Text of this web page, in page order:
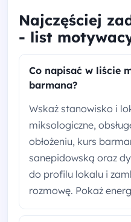
Najczęściej
- list
Co napisać w liście
barmana?
Wskaż stanowisko i
miksologiczne,
obłożeniu, kurs
sanepidowską oraz
do profilu lokalu i
rozmowę. Pokaż